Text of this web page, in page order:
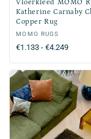
Vloerkleed MOMO
Katherine Carnaby
Copper Rug
Verkoper:
MOMO RUGS
Normale
€1.133 - €4.249